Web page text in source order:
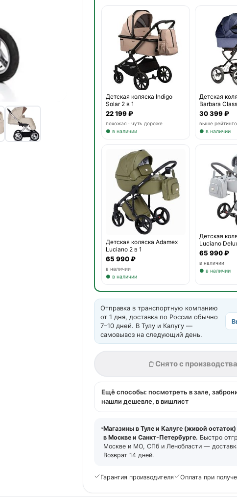
Детская коляска Indigo
Solar 2 в 1
22 199 ₽
похожая · чуть дороже
● в наличии
Детская
Barbara
30 399 ₽
выше
● в наличии
Детская коляска Adamex
Luciano 2 в 1
65 990 ₽
в наличии
● в наличии
Детская
Luciano
65 990 ₽
в наличии
● в наличии
Отправка в транспортную компанию
от 1 дня, доставка по России обычно
7–10 дней. В Тулу и Калугу —
самовывоз на следующий день.
Снято с
Ещё способы: посмотреть в зале,
нашли дешевле, в вишлист
Магазины в Туле и Калуге (живой
в Москве и Санкт-Петербурге. Быстро
Москве и МО, СПб и Ленобласти —
Возврат 14 дней.
Гарантия производителя Оплата при